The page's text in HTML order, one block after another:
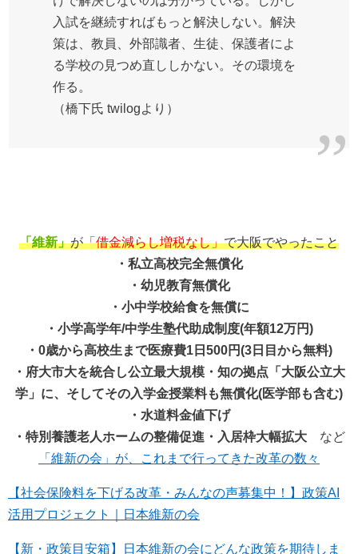
入試を継続すればもっと解決しない。解決
策は、教員、外部識者、生徒、保護者によ
る学校の見つめ直ししかない。その環境を
作る。
（橋下氏 twilogより）
「維新」が「借金減らし増税なし」で大阪でやったこと
・私立高校完全無償化
・幼児教育無償化
・小中学校給食を無償に
・小学高学年/中学生塾代助成制度(年額12万円)
・0歳から高校生まで医療費1日500円(3日目から無料)
・府大市大を統合し公立最大規模・知の拠点「大阪公立大
学」に、そしてその入学金授業料も無償化(医学部も含む)
・水道料金値下げ
・特別養護老人ホームの整備促進・入居枠大幅拡大 など
「維新の会」が、これまで行ってきた改革の数々
【社会保険料を下げる改革・みんなの声募集中！】政策AI
活用プロジェクト｜日本維新の会
【新・政策目安箱】日本維新の会にどんな政策を期待しま